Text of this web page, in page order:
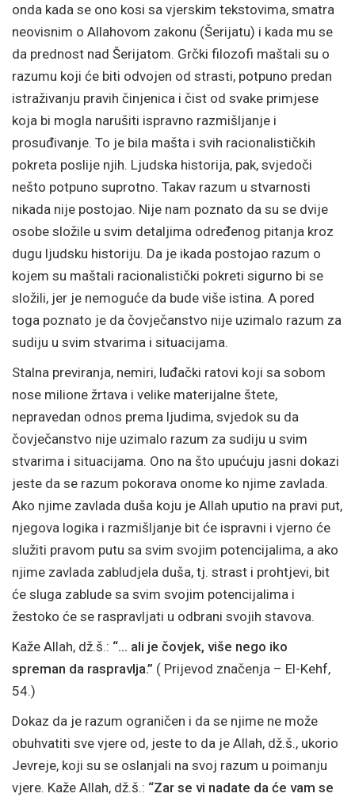
onda kada se ono kosi sa vjerskim tekstovima, smatra
neovisnim o Allahovom zakonu (Šerijatu) i kada mu se
da prednost nad Šerijatom. Grčki filozofi maštali su o
razumu koji će biti odvojen od strasti, potpuno predan
istraživanju pravih činjenica i čist od svake primjese
koja bi mogla narušiti ispravno razmišljanje i
prosuđivanje. To je bila mašta i svih racionalističkih
pokreta poslije njih. Ljudska historija, pak, svjedoči
nešto potpuno suprotno. Takav razum u stvarnosti
nikada nije postojao. Nije nam poznato da su se dvije
osobe složile u svim detaljima određenog pitanja kroz
dugu ljudsku historiju. Da je ikada postojao razum o
kojem su maštali racionalistički pokreti sigurno bi se
složili, jer je nemoguće da bude više istina. A pored
toga poznato je da čovječanstvo nije uzimalo razum za
sudiju u svim stvarima i situacijama.
Stalna previranja, nemiri, luđački ratovi koji sa sobom
nose milione žrtava i velike materijalne štete,
nepravedan odnos prema ljudima, svjedok su da
čovječanstvo nije uzimalo razum za sudiju u svim
stvarima i situacijama. Ono na što upućuju jasni dokazi
jeste da se razum pokorava onome ko njime zavlada.
Ako njime zavlada duša koju je Allah uputio na pravi put,
njegova logika i razmišljanje bit će ispravni i vjerno će
služiti pravom putu sa svim svojim potencijalima, a ako
njime zavlada zabludjela duša, tj. strast i prohtjevi, bit
će sluga zablude sa svim svojim potencijalima i
žestoko će se raspravljati u odbrani svojih stavova.
Kaže Allah, dž.š.: “… ali je čovjek, više nego iko
spreman da raspravlja.” ( Prijevod značenja – El-Kehf,
54.)
Dokaz da je razum ograničen i da se njime ne može
obuhvatiti sve vjere od, jeste to da je Allah, dž.š., ukorio
Jevreje, koji su se oslanjali na svoj razum u poimanju
vjere. Kaže Allah, dž.š.: “Zar se vi nadate da će vam se